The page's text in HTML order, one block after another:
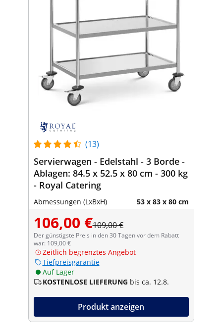
(13)
Servierwagen - Edelstahl - 3 Borde -
Ablagen: 84.5 x 52.5 x 80 cm - 300 kg
- Royal Catering
Abmessungen (LxBxH) 53 x 83 x 80 cm
106,00 €109,00 €
Der günstigste Preis in den 30 Tagen vor dem Rabatt
war: 109,00 €
Zeitlich begrenztes Angebot
Tiefpreisgarantie
Auf Lager
KOSTENLOSE LIEFERUNG bis ca. 12.8.
Produkt anzeigen